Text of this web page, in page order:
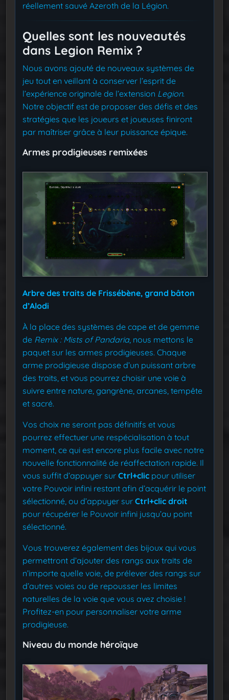
réellement sauvé Azeroth de la Légion.
Quelles sont les nouveautés
dans Legion Remix ?
Nous avons ajouté de nouveaux systèmes de
jeu tout en veillant à conserver l’esprit de
l’expérience originale de l’extension Legion.
Notre objectif est de proposer des défis et des
stratégies que les joueurs et joueuses finiront
par maîtriser grâce à leur puissance épique.
Armes prodigieuses remixées
Arbre des traits de Frissébène, grand bâton
d’Alodi
À la place des systèmes de cape et de gemme
de Remix : Mists of Pandaria, nous mettons le
paquet sur les armes prodigieuses. Chaque
arme prodigieuse dispose d’un puissant arbre
des traits, et vous pourrez choisir une voie à
suivre entre nature, gangrène, arcanes, tempête
et sacré.
Vos choix ne seront pas définitifs et vous
pourrez effectuer une respécialisation à tout
moment, ce qui est encore plus facile avec notre
nouvelle fonctionnalité de réaffectation rapide. Il
vous suffit d’appuyer sur Ctrl+clic pour utiliser
votre Pouvoir infini restant afin d’acquérir le point
sélectionné, ou d’appuyer sur Ctrl+clic droit
pour récupérer le Pouvoir infini jusqu’au point
sélectionné.
Vous trouverez également des bijoux qui vous
permettront d’ajouter des rangs aux traits de
n’importe quelle voie, de prélever des rangs sur
d’autres voies ou de repousser les limites
naturelles de la voie que vous avez choisie !
Profitez-en pour personnaliser votre arme
prodigieuse.
Niveau du monde héroïque